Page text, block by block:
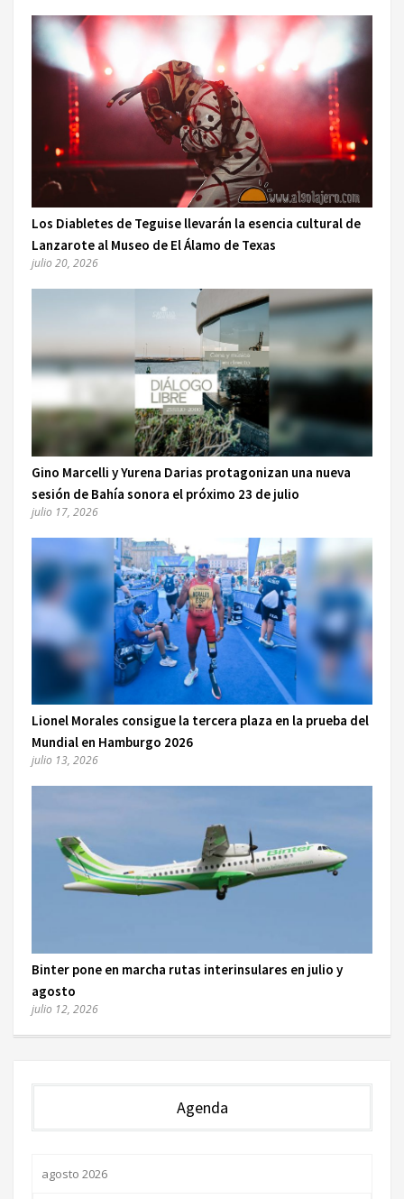
Los Diabletes de Teguise llevarán la esencia cultural de
Lanzarote al Museo de El Álamo de Texas
julio 20, 2026
Gino Marcelli y Yurena Darias protagonizan una nueva
sesión de Bahía sonora el próximo 23 de julio
julio 17, 2026
Lionel Morales consigue la tercera plaza en la prueba del
Mundial en Hamburgo 2026
julio 13, 2026
Binter pone en marcha rutas interinsulares en julio y
agosto
julio 12, 2026
Agenda
agosto 2026